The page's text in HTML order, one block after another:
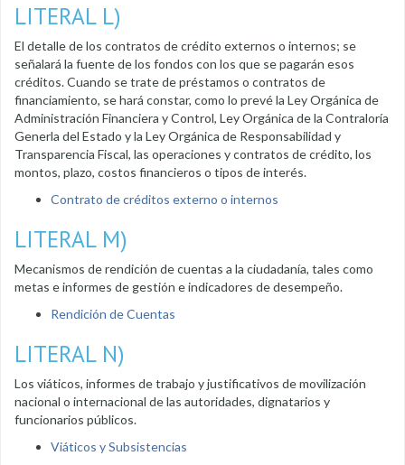
LITERAL L)
El detalle de los contratos de crédito externos o internos; se
señalará la fuente de los fondos con los que se pagarán esos
créditos. Cuando se trate de préstamos o contratos de
financiamiento, se hará constar, como lo prevé la Ley Orgánica de
Administración Financiera y Control, Ley Orgánica de la Contraloría
Generla del Estado y la Ley Orgánica de Responsabilidad y
Transparencia Fiscal, las operaciones y contratos de crédito, los
montos, plazo, costos financieros o tipos de interés.
Contrato de créditos externo o internos
LITERAL M)
Mecanismos de rendición de cuentas a la ciudadanía, tales como
metas e informes de gestión e indicadores de desempeño.
Rendición de Cuentas
LITERAL N)
Los viáticos, informes de trabajo y justificativos de movilización
nacional o internacional de las autoridades, dignatarios y
funcionarios públicos.
Viáticos y Subsistencias